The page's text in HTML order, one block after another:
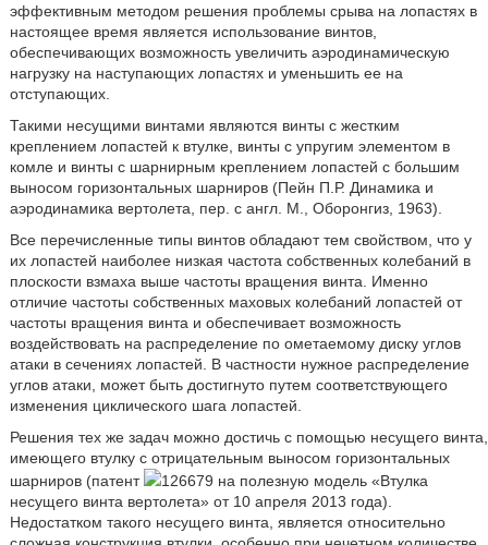
эффективным методом решения проблемы срыва на лопастях в
настоящее время является использование винтов,
обеспечивающих возможность увеличить аэродинамическую
нагрузку на наступающих лопастях и уменьшить ее на
отступающих.
Такими несущими винтами являются винты с жестким
креплением лопастей к втулке, винты с упругим элементом в
комле и винты с шарнирным креплением лопастей с большим
выносом горизонтальных шарниров (Пейн П.Р. Динамика и
аэродинамика вертолета, пер. с англ. М., Оборонгиз, 1963).
Все перечисленные типы винтов обладают тем свойством, что у
их лопастей наиболее низкая частота собственных колебаний в
плоскости взмаха выше частоты вращения винта. Именно
отличие частоты собственных маховых колебаний лопастей от
частоты вращения винта и обеспечивает возможность
воздействовать на распределение по ометаемому диску углов
атаки в сечениях лопастей. В частности нужное распределение
углов атаки, может быть достигнуто путем соответствующего
изменения циклического шага лопастей.
Решения тех же задач можно достичь с помощью несущего винта,
имеющего втулку с отрицательным выносом горизонтальных
шарниров (патент
126679 на полезную модель «Втулка
несущего винта вертолета» от 10 апреля 2013 года).
Недостатком такого несущего винта, является относительно